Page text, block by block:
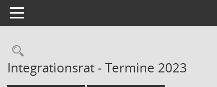
Toggle navigation
Rechercheauswahl
Integrationsrat - Termine 2023